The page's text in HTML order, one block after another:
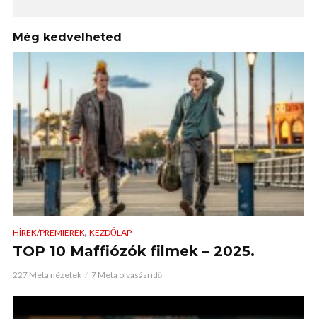
Még kedvelheted
HÍREK/PREMIEREK, KEZDŐLAP
TOP 10 Maffiózók filmek – 2025.
227 Meta nézetek 7 Meta olvasási idő